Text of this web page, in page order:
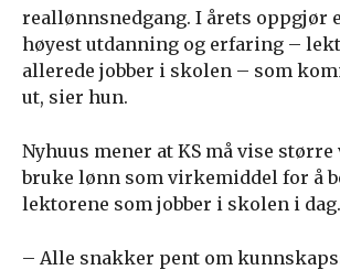
reallønnsnedgang. I årets oppgjør
høyest utdanning og erfaring –
allerede jobber i skolen – som
ut, sier hun.
Nyhuus mener at KS må vise
bruke lønn som virkemiddel for å
lektorene som jobber i skolen i dag.
– Alle snakker pent om